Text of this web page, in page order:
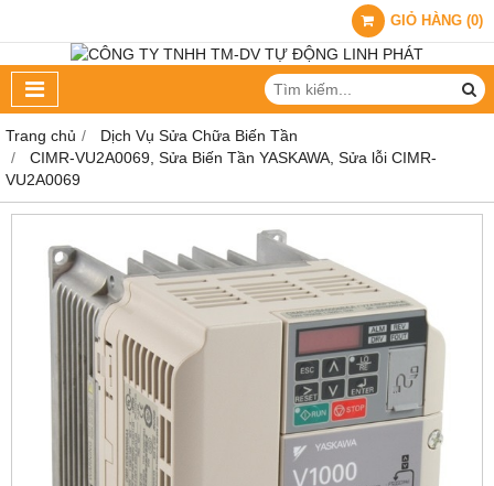
GIỎ HÀNG (0)
Trang chủ
Dịch Vụ Sửa Chữa Biến Tần
CIMR-VU2A0069, Sửa Biến Tần YASKAWA, Sửa lỗi CIMR-
VU2A0069